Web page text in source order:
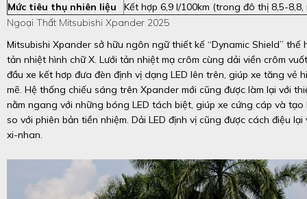
Mức tiêu thụ nhiên liệu
Kết hợp 6,9 l/100km (trong đô thị 8,5-
Ngoại Thất Mitsubishi Xpander 2025
Mitsubishi Xpander sở hữu ngôn ngữ thiết kế “Dynamic Shield” thế
tản nhiệt hình chữ X. Lưới tản nhiệt mạ crôm cùng dải viền crôm
đầu xe kết hơp đưa đèn định vị dạng LED lên trên, giúp xe tăng vẻ
mẽ. Hệ thống chiếu sáng trên Xpander mới cũng được làm lại với
nằm ngang với những bóng LED tách biệt, giúp xe cứng cáp và
so với phiên bản tiền nhiệm. Dải LED định vị cũng được cách điệu
xi-nhan.